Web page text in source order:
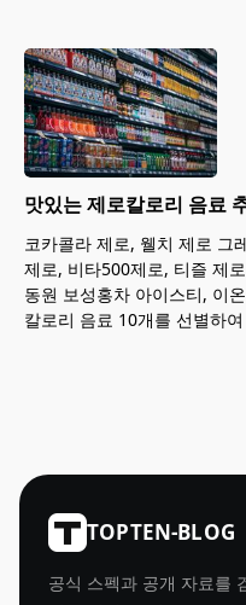
맛있는 제로칼로리 음료
코카콜라 제로, 웰치 제로 그
제로, 비타500제로, 티즐 제
동원 보성홍차 아이스티, 이
칼로리 음료 10개를 선별하
TOPTEN-BLOG
공식 스펙과 공개 자료를